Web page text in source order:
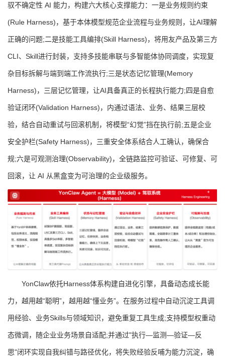
驭不确定性 AI 能力，构建六大核心支撑能力：一是业务规则约束
(Rule Harness)，基于本体模型规范企业流程与业务规则，让AI理解
正确的问题;二是技能工具编排(Skill Harness)，将用友产品及第三方
CLI、Skill进行封装，支持多技能串联与多智能体协同调度，实现复
杂目标拆解与端到端工作流执行;三是状态记忆管理(Memory
Harness)，三层记忆管理，让AI具备真正的长程执行能力;四是自愈
验证闭环(Validation Harness)，内通过语法、业务、结果三层校
验，结合自动重试与回滚机制，将模型“幻觉”挡在执行前;五是企业
安全护栏(Safety Harness)，三重安全体系结合人工确认，确保合
规;六是可观测治理(Observability)，全链路监控可验证、可修复、可
回滚，让 AI 从黑盒变为可治理的企业级服务。
YonClaw依托Harness体系构建自进化引擎，具备动态成长能
力，越用越“聪明”，越用越“懂业务”。在服务过程中自动沉淀工具调
用经验、业务Skills与领域知识，避免重复工具生成;支持模型权重动
态微调，随企业业务场景自适配;并通过"执行—监测—验证—反
思"闭环实现自我纠错与路径优化，将失败经验反哺为能力沉淀，确